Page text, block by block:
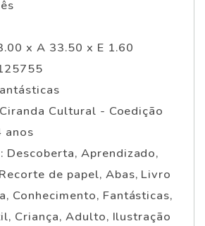
x A 33.50 x E 1.60
Cultural - Coedição
anos
Descoberta, Aprendizado,
de papel, Abas, Livro
Conhecimento, Fantásticas,
Criança, Adulto, Ilustração